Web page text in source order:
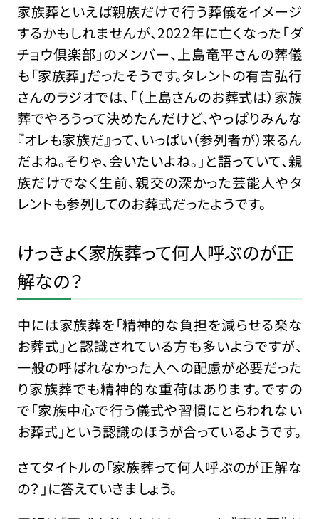
家族葬といえば親族だけで行う葬儀をイメージ
するかもしれませんが、2022年に亡くなった「ダ
チョウ倶楽部」のメンバー、上島竜平さんの葬儀
も「家族葬」だったそうです。タレントの有吉弘行
さんのラジオでは、「（上島さんのお葬式は）家族
葬でやろうって決めたんだけど、やっぱりみんな
『オレも家族だ』って、いっぱい（参列者が）来るん
だよね。そりゃ、会いたいよね。」と語っていて、親
族だけでなく生前、親交の深かった芸能人やタ
レントも参列してのお葬式だったようです。
けっきょく家族葬って何人呼ぶのが正
解なの？
中には家族葬を「精神的な負担を減らせる楽な
お葬式」と認識されている方も多いようですが、
一般の呼ばれなかった人への配慮が必要だった
り家族葬でも精神的な重荷はあります。ですの
で「家族中心で行う儀式や習慣にとらわれない
お葬式」という認識のほうが合っているようです。
さてタイトルの「家族葬って何人呼ぶのが正解な
の？」に答えていきましょう。